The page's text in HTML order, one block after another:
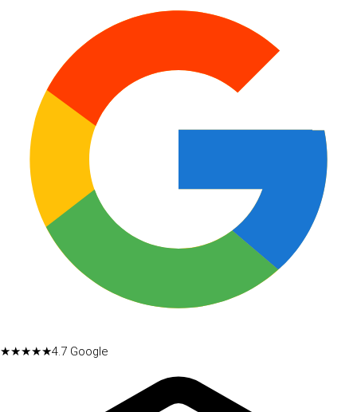
★★★★★4.7 Google